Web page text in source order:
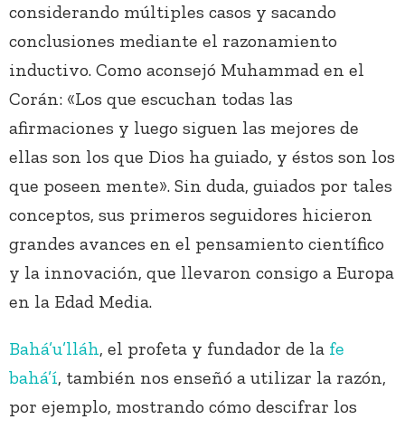
considerando múltiples casos y sacando
conclusiones mediante el razonamiento
inductivo. Como aconsejó Muhammad en el
Corán: «Los que escuchan todas las
afirmaciones y luego siguen las mejores de
ellas son los que Dios ha guiado, y éstos son los
que poseen mente». Sin duda, guiados por tales
conceptos, sus primeros seguidores hicieron
grandes avances en el pensamiento científico
y la innovación, que llevaron consigo a Europa
en la Edad Media.
Bahá’u’lláh, el profeta y fundador de la fe
bahá’í, también nos enseñó a utilizar la razón,
por ejemplo, mostrando cómo descifrar los